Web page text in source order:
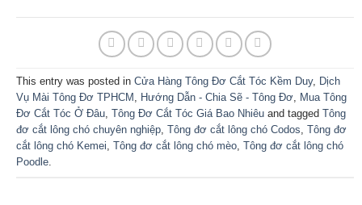
This entry was posted in Cửa Hàng Tông Đơ Cắt Tóc Kềm Duy, Dịch
Vụ Mài Tông Đơ TPHCM , Hướng Dẫn - Chia Sẽ - Tông Đơ, Mua Tông
Đơ Cắt Tóc Ở Đâu, Tông Đơ Cắt Tóc Giá Bao Nhiêu and tagged Tông
đơ cắt lông chó chuyên nghiệp, Tông đơ cắt lông chó Codos, Tông đơ
cắt lông chó Kemei, Tông đơ cắt lông chó mèo, Tông đơ cắt lông chó
Poodle.